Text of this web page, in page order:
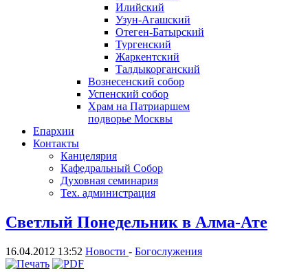
Илийский
Узун-Агашский
Отеген-Батырский
Тургенский
Жаркентский
Талдыкорганский
Вознесенский собор
Успенский собор
Храм на Патриаршем
подворье Москвы
Епархии
Контакты
Канцелярия
Кафедральный Собор
Духовная семинария
Тех. администрация
Светлый Понедельник в Алма-Ате
16.04.2012 13:52 Новости - Богослужения